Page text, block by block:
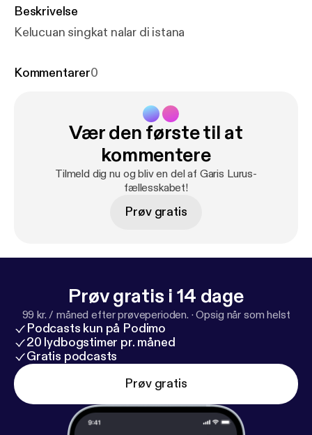
Beskrivelse
Kelucuan singkat nalar di istana
Kommentarer0
Vær den første til at
kommentere
Tilmeld dig nu og bliv en del af Garis Lurus-
fællesskabet!
Prøv gratis
Prøv gratis i 14 dage
99 kr. / måned efter prøveperioden. ·Opsig når som helst
Podcasts kun på Podimo
20 lydbogstimer pr. måned
Gratis podcasts
Prøv gratis